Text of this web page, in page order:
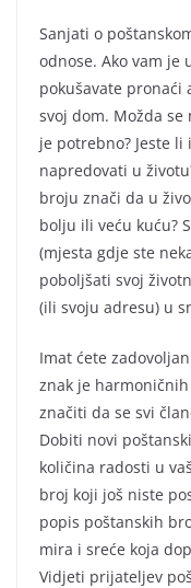
Sanjati o
odnose. Ako vam je
pokušavate pronaći
svoj dom. Možda
je potrebno? Jeste
napredovati u
broju znači da u
bolju ili veću kuću?
(mjesta gdje ste
poboljšati svoj
(ili svoju adresu) u
Imat ćete
znak je
značiti da se svi
Dobiti novi
količina radosti u
broj koji još niste
popis poštanskih
mira i sreće koja
Vidjeti prijateljev